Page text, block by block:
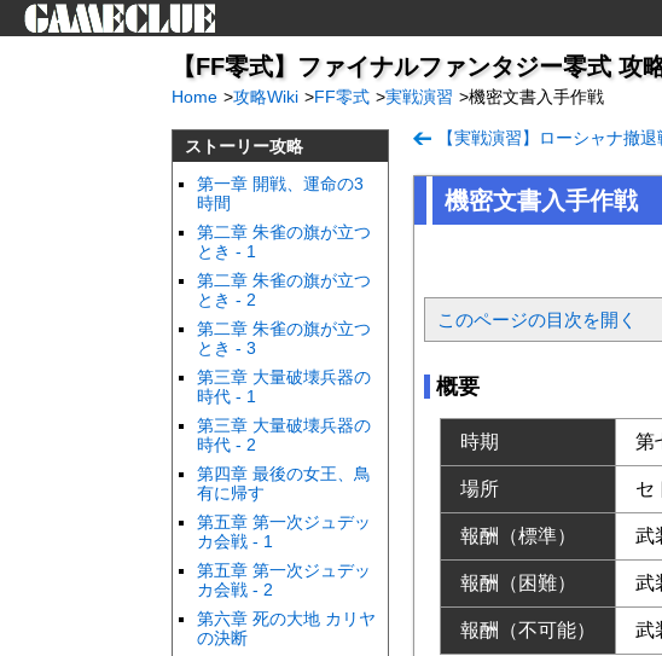
【FF零式】ファイナルファンタジー零式 攻
Home >攻略Wiki >FF零式 >実戦演習 >機密文書入手作戦
ストーリー攻略
第一章 開戦、運命の3
時間
第二章 朱雀の旗が立つ
とき - 1
第二章 朱雀の旗が立つ
とき - 2
第二章 朱雀の旗が立つ
とき - 3
第三章 大量破壊兵器の
時代 - 1
第三章 大量破壊兵器の
時代 - 2
第四章 最後の女王、鳥
有に帰す
第五章 第一次ジュデッ
カ会戦 - 1
第五章 第一次ジュデッ
カ会戦 - 2
第六章 死の大地 カリヤ
の決断
【実戦演習】ローシャナ撤退
機密文書入手作戦
このページの目次を開く
概要
時期 第
場所 セ
報酬（標準） 武
報酬（困難） 武
報酬（不可能） 武